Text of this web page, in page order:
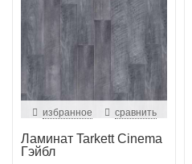
избранное сравнить
Ламинат Tarkett Cinema
Гэйбл